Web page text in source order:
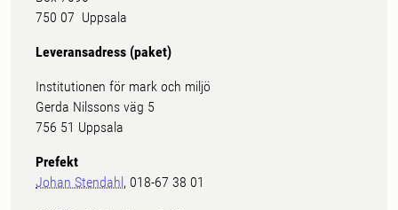
750 07 Uppsala
Leveransadress (paket)
Institutionen för mark och miljö
Gerda Nilssons väg 5
756 51 Uppsala
Prefekt
Johan Stendahl, 018-67 38 01